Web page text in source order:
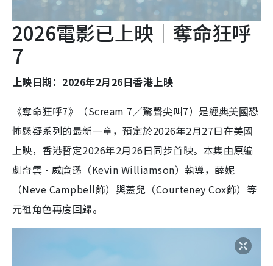
2026電影已上映｜奪命狂呼
7
上映日期：2026年2月26日香港上映
《奪命狂呼7》（Scream 7／驚聲尖叫7）是經典美國恐
怖懸疑系列的最新一章，預定於2026年2月27日在美國
上映，香港暫定2026年2月26日同步首映。本集由原編
劇奇雲·威廉遜（Kevin Williamson）執導，薛妮
（Neve Campbell飾）與蓋兒（Courteney Cox飾）等
元祖角色再度回歸。​